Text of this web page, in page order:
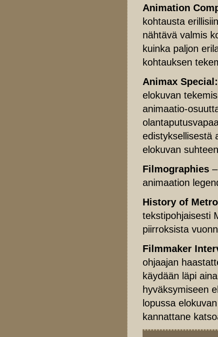
Animation
kohtausta
nähtävä valmis
kuinka paljon
kohtauksen
Animax
elokuvan
animaatio-
edistyksellisestä
elokuvan
Filmographies
animaation
History of
tekstipohjaisesti
piirroksista
Filmmaker
ohjaajan
käydään läpi
hyväksymiseen
lopussa
kannattane